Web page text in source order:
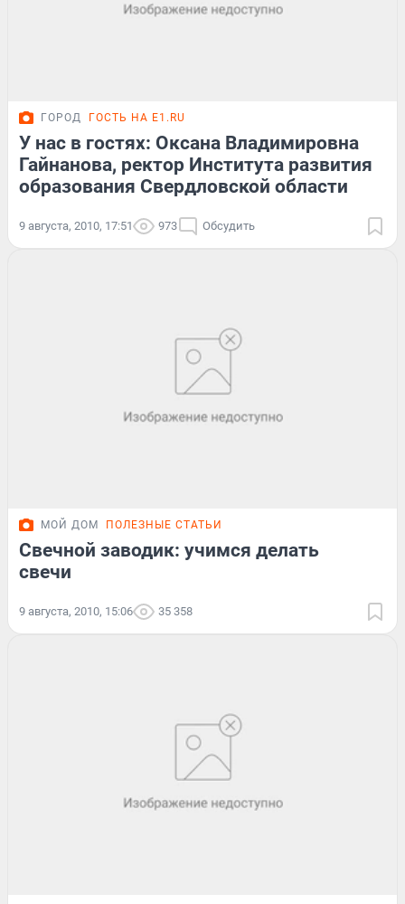
ГОРОД ГОСТЬ НА E1.RU
У нас в гостях: Оксана Владимировна
Гайнанова, ректор Института развития
образования Свердловской области
9 августа, 2010, 17:51 973 Обсудить
МОЙ ДОМ ПОЛЕЗНЫЕ СТАТЬИ
Свечной заводик: учимся делать
свечи
9 августа, 2010, 15:06 35 358